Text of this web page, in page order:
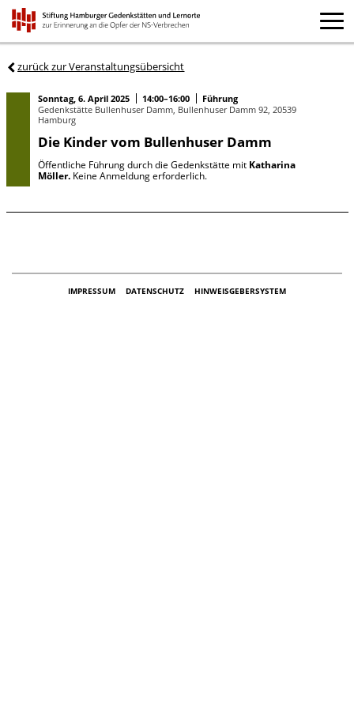
zurück zur Veranstaltungsübersicht
Sonntag, 6. April 2025 14:00–16:00
Führung
Gedenkstätte Bullenhuser Damm, Bullenhuser Damm 92, 20539
Hamburg
Die Kinder vom Bullenhuser Damm
Öffentliche Führung durch die Gedenkstätte mit Katharina
Möller.Keine Anmeldung erforderlich.
IMPRESSUM DATENSCHUTZ HINWEISGEBERSYSTEM